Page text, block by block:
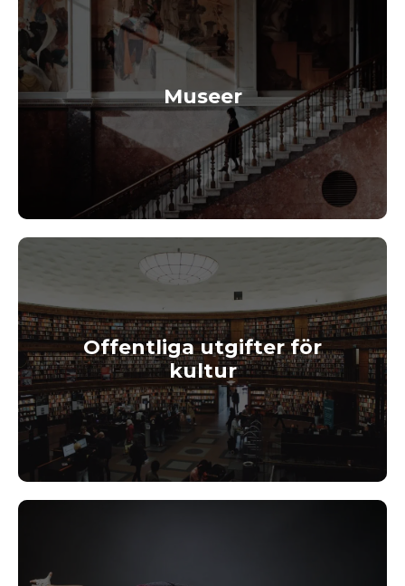
Museer
Offentliga utgifter för
kultur